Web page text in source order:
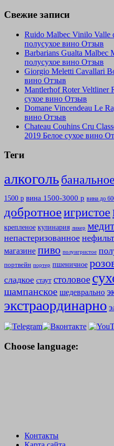
Свежие записи
Ruido Malbec Vinilo Valle
полусухое вино Отзыв
Barbarians Gualta Malbec
полусухое вино Отзыв
Giorgio Meletti Cavallari
вино Отзыв
Mantlerhof Roter Veltliner
сухое вино Отзыв
Domane Vincendeau Le
вино Отзыв
Chateau Couhins Cru
2019 Белое сухое вино
Теги
алкогольбанальное
1500 р вина 1500-3000 р вина до
добротноеигристое
крепленое кулинария ликер
непастеризованное
магазине пиво полуигристое
портвейн портер пшеничное
сладкое стаут столовое
шампанское шедеврально
экстраординарно
Choose language:
Контакты